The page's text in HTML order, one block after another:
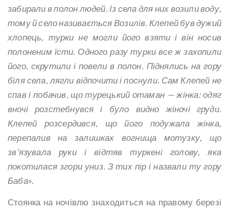
забирали в полон людей. Із села для них возили воду,
тому й село називається Возилів. Клепей був дужий
хлопець, турки не могли його взяти і він носив
полоненим їсти. Одного разу турки все ж захопили
його, скрутили і повели в полон. Піднялись на гору
біля села, лягли відпочити і поснули. Сам Клепей не
спав і побачив, що турецький отаман — жінка: одяг
вночі розстебнувся і було видно жіночі груди.
Клепей розсердився, що його подужала жінка,
перепалив на залишках вогнища мотузку, що
зв'язувала руки і відтяв туркені голову, яка
покотилася згори униз. З тих пір і назвали ту гору
Баба».
Стоянка на ночівлю знаходиться на правому березі